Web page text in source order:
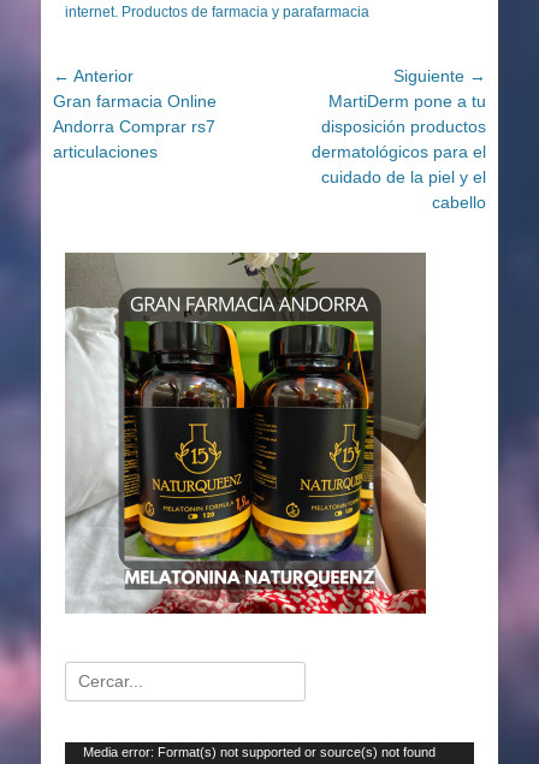
internet. Productos de farmacia y parafarmacia
Navegación
de
entradas
← Anterior
Entrada
anterior:
Gran farmacia Online
Andorra Comprar rs7
articulaciones
Siguiente →
siguiente:
MartiDerm pone a tu
disposición productos
dermatológicos para el
cuidado de la piel y el
cabello
Buscar:
Reproductor
Media error: Format(s) not supported or source(s) not found